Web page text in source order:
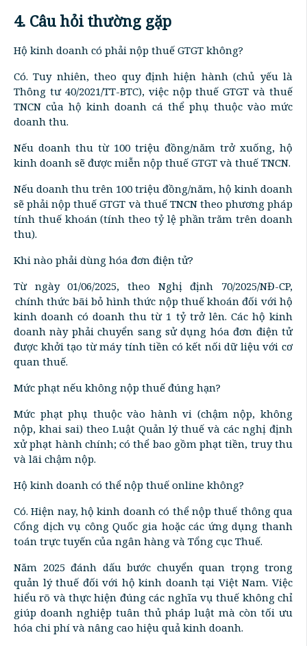
4. Câu hỏi thường gặp
Hộ kinh doanh có phải nộp thuế GTGT không?
Có. Tuy nhiên, theo quy định hiện hành (chủ yếu là
Thông tư 40/2021/TT-BTC), việc nộp thuế GTGT và thuế
TNCN của hộ kinh doanh cá thể phụ thuộc vào mức
doanh thu.
Nếu doanh thu từ 100 triệu đồng/năm trở xuống, hộ
kinh doanh sẽ được miễn nộp thuế GTGT và thuế TNCN.
Nếu doanh thu trên 100 triệu đồng/năm, hộ kinh doanh
sẽ phải nộp thuế GTGT và thuế TNCN theo phương pháp
tính thuế khoán (tính theo tỷ lệ phần trăm trên doanh
thu).
Khi nào phải dùng hóa đơn điện tử?
Từ ngày 01/06/2025, theo Nghị định 70/2025/NĐ-CP,
chính thức bãi bỏ hình thức nộp thuế khoán đối với hộ
kinh doanh có doanh thu từ 1 tỷ trở lên. Các hộ kinh
doanh này phải chuyển sang sử dụng hóa đơn điện tử
được khởi tạo từ máy tính tiền có kết nối dữ liệu với cơ
quan thuế.
Mức phạt nếu không nộp thuế đúng hạn?
Mức phạt phụ thuộc vào hành vi (chậm nộp, không
nộp, khai sai) theo Luật Quản lý thuế và các nghị định
xử phạt hành chính; có thể bao gồm phạt tiền, truy thu
và lãi chậm nộp.
Hộ kinh doanh có thể nộp thuế online không?
Có. Hiện nay, hộ kinh doanh có thể nộp thuế thông qua
Cổng dịch vụ công Quốc gia hoặc các ứng dụng thanh
toán trực tuyến của ngân hàng và Tổng cục Thuế.
Năm 2025 đánh dấu bước chuyển quan trọng trong
quản lý thuế đối với hộ kinh doanh tại Việt Nam. Việc
hiểu rõ và thực hiện đúng các nghĩa vụ thuế không chỉ
giúp doanh nghiệp tuân thủ pháp luật mà còn tối ưu
hóa chi phí và nâng cao hiệu quả kinh doanh.